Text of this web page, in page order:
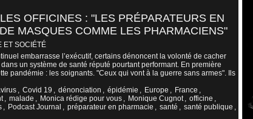
OFFICINES : "LES PRÉPARATEURS EN
MASQUES COMME LES PHARMACIENS"
ET SOCIÉTÉ
embarrasse l’exécutif, certains dénoncent la volonté de cacher
un système de santé réputé pourtant performant. En première
pandémie : les soignants. "Ceux qui vont à la guerre sans armes". Ils
, Covid 19 , dénonciation , épidémie , Europe , France ,
, malade , Monica rédige pour vous , Monique Cugnot , officine ,
, Podcast Journal , préparateur en pharmacie , santé , santé publique ,